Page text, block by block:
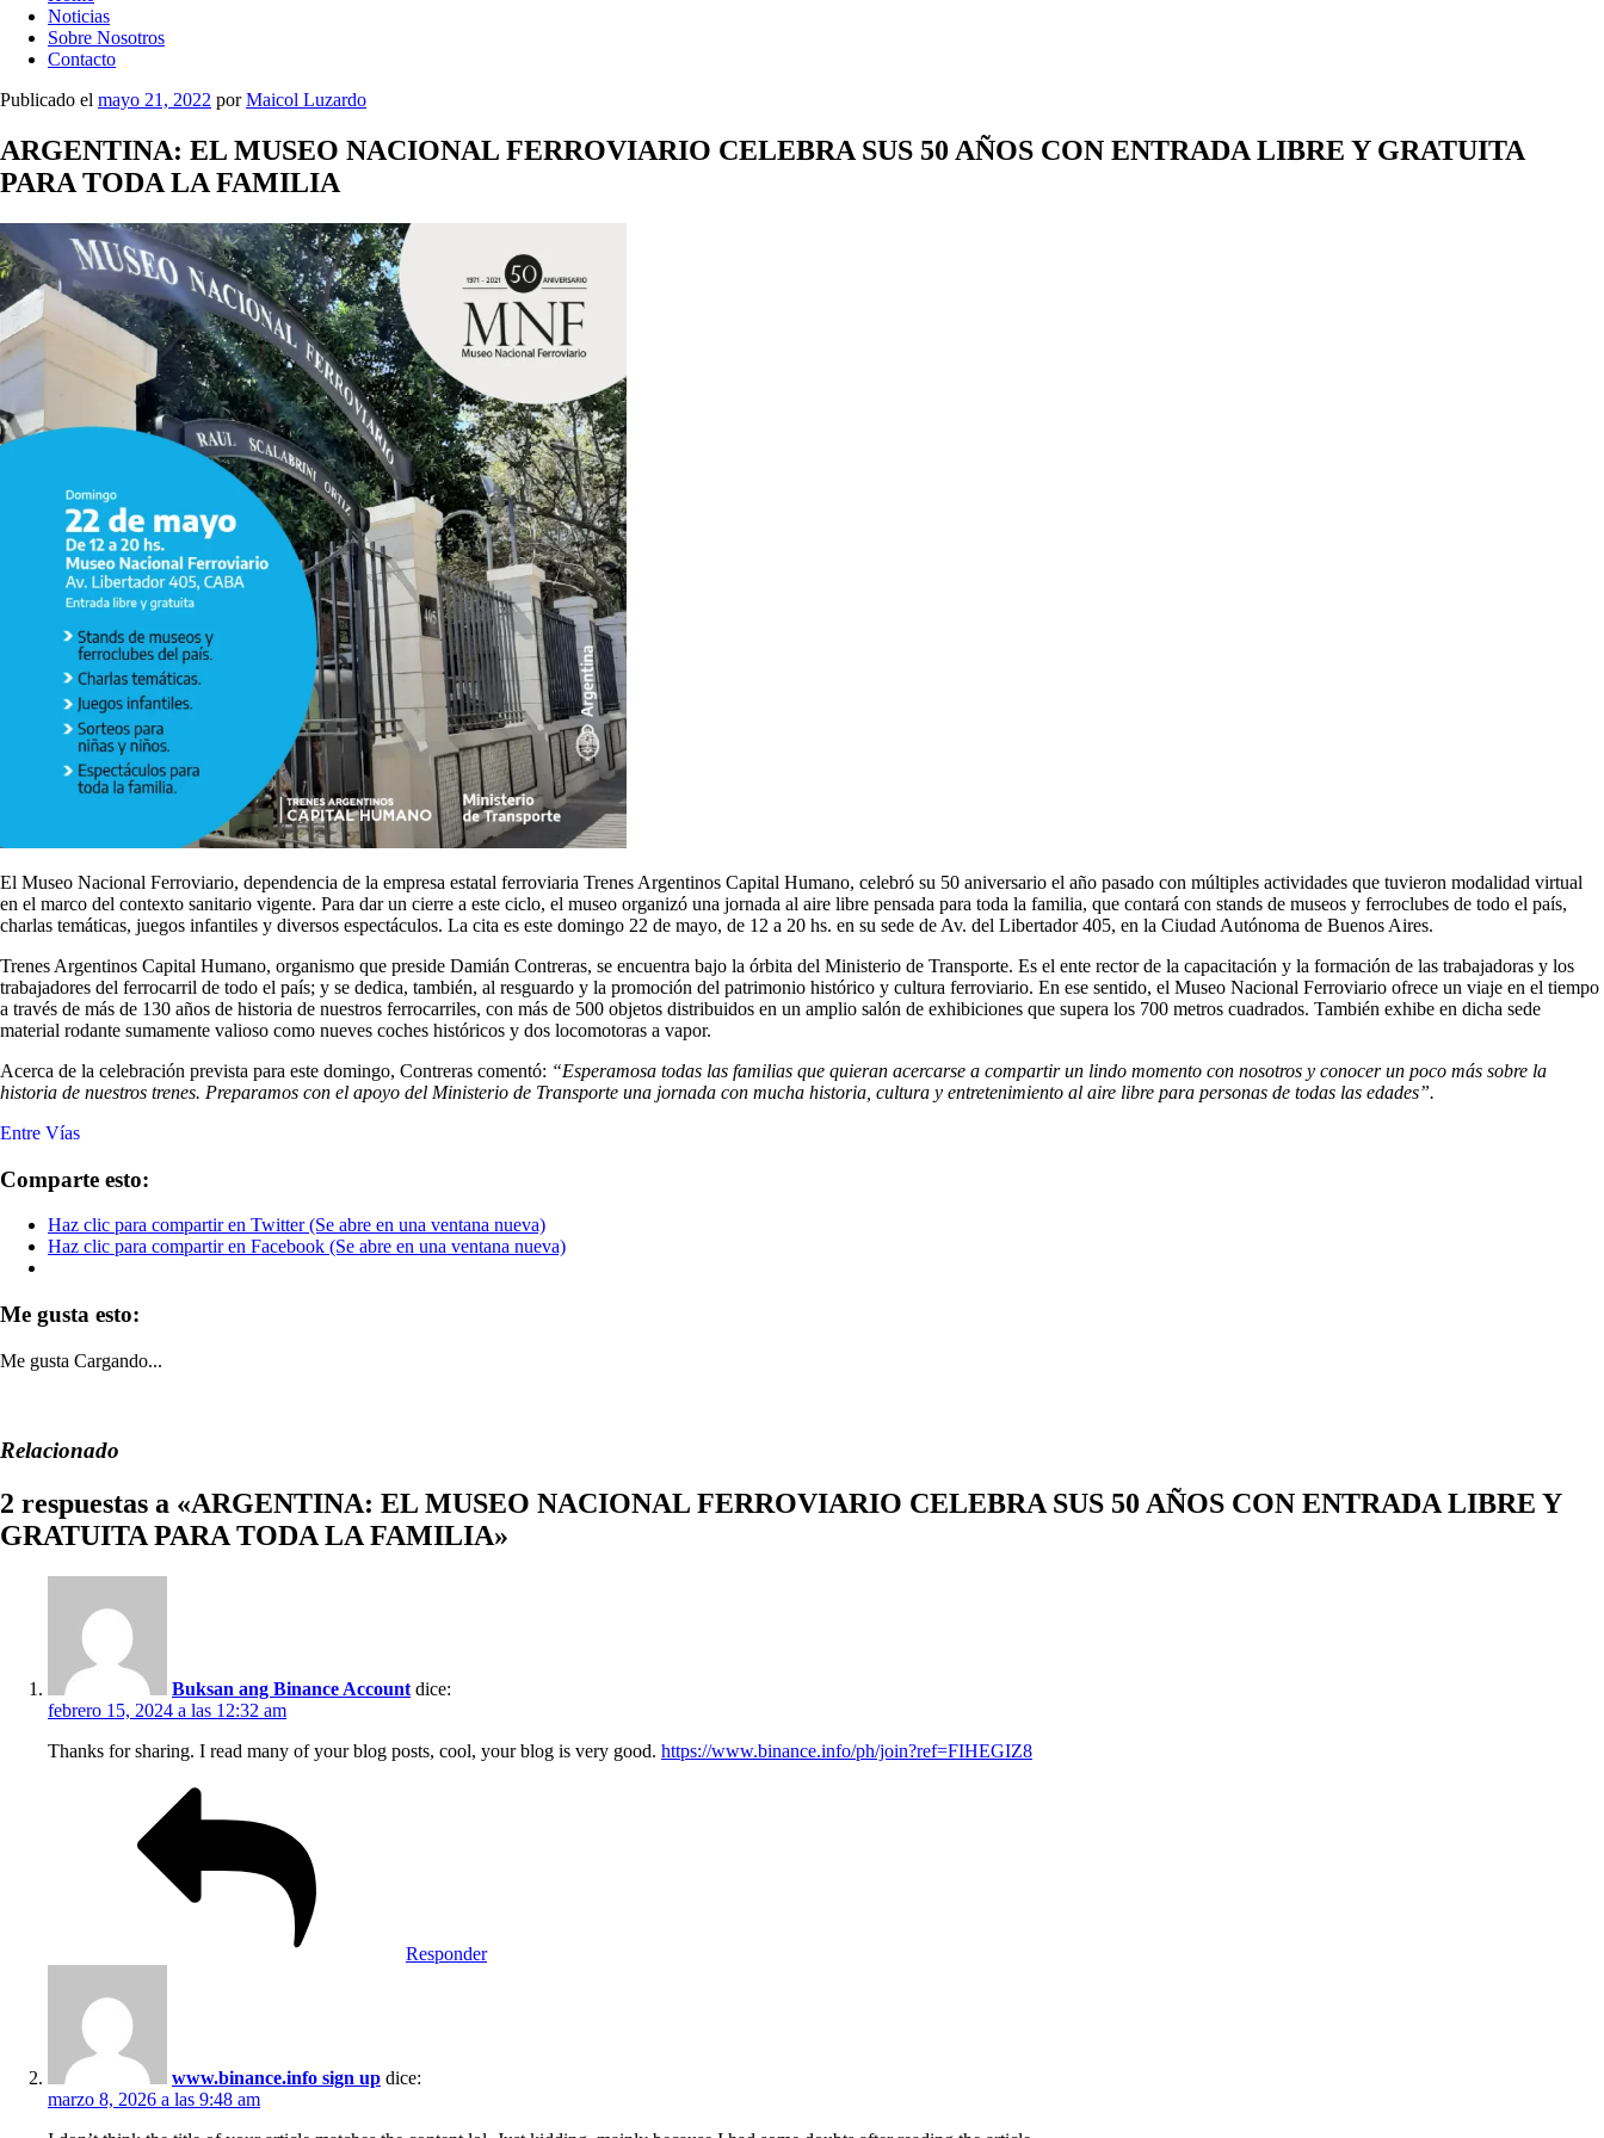
Noticias
Sobre Nosotros
Contacto
Publicado el mayo 21, 2022 porMaicol Luzardo
ARGENTINA: EL MUSEO NACIONAL FERROVIARIO CELEBRA SUS 50 AÑOS CON ENTRADA LIBRE Y GRATUITA
PARA TODA LA FAMILIA
El Museo Nacional Ferroviario, dependencia de la empresa estatal ferroviaria Trenes Argentinos Capital Humano, celebró su 50 aniversario el año pasado con múltiples actividades que tuvieron modalidad virtual
en el marco del contexto sanitario vigente. Para dar un cierre a este ciclo, el museo organizó una jornada al aire libre pensada para toda la familia, que contará con stands de museos y ferroclubes de todo el país,
charlas temáticas, juegos infantiles y diversos espectáculos. La cita es este domingo 22 de mayo, de 12 a 20 hs. en su sede de Av. del Libertador 405, en la Ciudad Autónoma de Buenos Aires.
Trenes Argentinos Capital Humano, organismo que preside Damián Contreras, se encuentra bajo la órbita del Ministerio de Transporte. Es el ente rector de la capacitación y la formación de las trabajadoras y los
trabajadores del ferrocarril de todo el país; y se dedica, también, al resguardo y la promoción del patrimonio histórico y cultura ferroviario. En ese sentido, el Museo Nacional Ferroviario ofrece un viaje en el tiempo
a través de más de 130 años de historia de nuestros ferrocarriles, con más de 500 objetos distribuidos en un amplio salón de exhibiciones que supera los 700 metros cuadrados. También exhibe en dicha sede
material rodante sumamente valioso como nueves coches históricos y dos locomotoras a vapor.
Acerca de la celebración prevista para este domingo, Contreras comentó: “Esperamosa todas las familias que quieran acercarse a compartir un lindo momento con nosotros y conocer un poco más sobre la
historia de nuestros trenes. Preparamos con el apoyo del Ministerio de Transporte una jornada con mucha historia, cultura y entretenimiento al aire libre para personas de todas las edades”.
Entre Vías
Comparte esto:
Haz clic para compartir en Twitter (Se abre en una ventana nueva)
Haz clic para compartir en Facebook (Se abre en una ventana nueva)
Me gusta esto:
Me gusta Cargando...
Relacionado
2 respuestas a «ARGENTINA: EL MUSEO NACIONAL FERROVIARIO CELEBRA SUS 50 AÑOS CON ENTRADA LIBRE Y
GRATUITA PARA TODA LA FAMILIA»
Buksan ang Binance Account dice:
febrero 15, 2024 a las 12:32 am
Thanks for sharing. I read many of your blog posts, cool, your blog is very good. https://www.binance.info/ph/join?ref=FIHEGIZ8
Responder
www.binance.info sign up dice:
marzo 8, 2026 a las 9:48 am